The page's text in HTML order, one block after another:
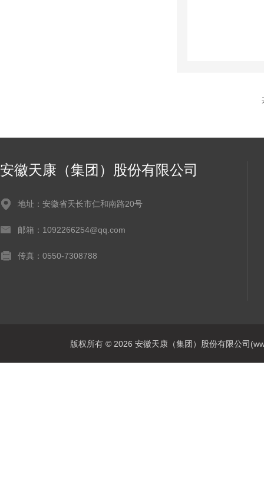
安徽天康（集团）股份有限公司
地址：安徽省天长市仁和南路20号
邮箱：1092266254@qq.com
传真：0550-7308788
版权所有 © 2026 安徽天康（集团）股份有限公司